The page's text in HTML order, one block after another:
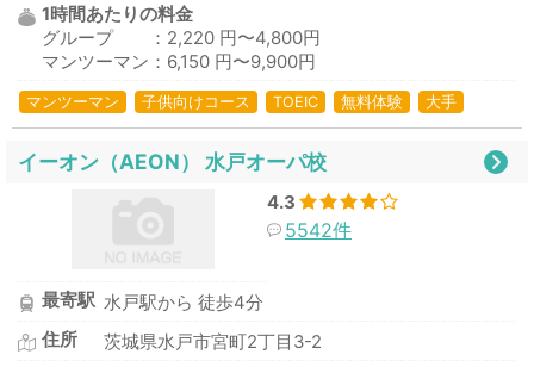
1時間あたりの料金
グループ ：2,220 円〜4,800円
マンツーマン：6,150 円〜9,900円
マンツーマン 子供向けコース TOEIC 無料体験 大手
イーオン（AEON） 水戸オーパ校
4.3
5542件
最寄駅 水戸駅から 徒歩4分
住所
茨城県水戸市宮町2丁目3-2